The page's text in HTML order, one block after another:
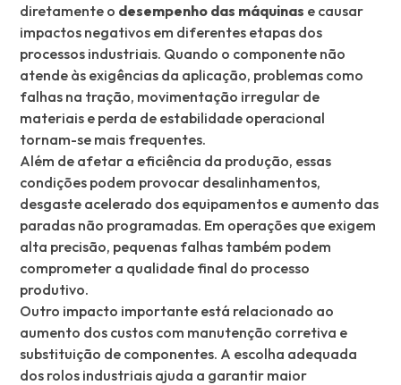
diretamente o desempenho das máquinas e causar
impactos negativos em diferentes etapas dos
processos industriais. Quando o componente não
atende às exigências da aplicação, problemas como
falhas na tração, movimentação irregular de
materiais e perda de estabilidade operacional
tornam-se mais frequentes.
Além de afetar a eficiência da produção, essas
condições podem provocar desalinhamentos,
desgaste acelerado dos equipamentos e aumento das
paradas não programadas. Em operações que exigem
alta precisão, pequenas falhas também podem
comprometer a qualidade final do processo
produtivo.
Outro impacto importante está relacionado ao
aumento dos custos com manutenção corretiva e
substituição de componentes. A escolha adequada
dos rolos industriais ajuda a garantir maior